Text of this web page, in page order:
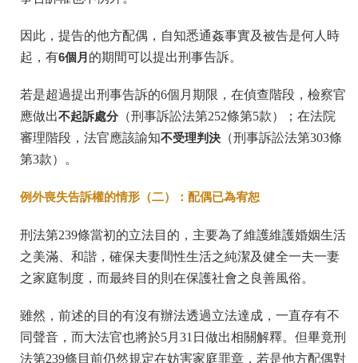
因此，提告的他方配偶，自知悉通姦事實及被告是何人時
起，有6個月 的期間可以提出刑事告訴。
若是超過提出刑事告訴的6個月期限，在偵查階段，檢察官
應做出不起訴處分（刑事訴訟法第252條第5款）；在法院
審理階段，法官應該諭知不受理判決 （刑事訴訟法第303條
第3款）。
例外喪失告訴權的情形（二）：配偶已為宥恕
刑法第239條當初的立法目的，主要為了維護維護婚姻生活
之美滿、和諧，確保夫妻間性生活之純潔及健全一夫一妻
之家庭制度，而最終目的則在保護社會之良善風俗。
雖然，前述的目的有沒有辦法透過立法達成，一直存有不
同聲音，而大法官也將於5月31日做出相關解釋。但畢竟刑
法第239條目前仍然規定在妨害家庭罪章，若是他方配偶對